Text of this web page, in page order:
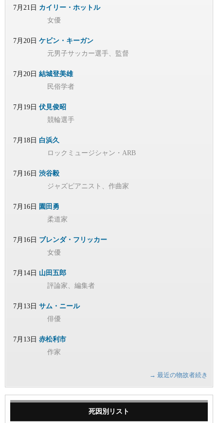
7月21日 カイリー・ホットル
女優
7月20日 ケビン・キーガン
元男子サッカー選手、監督
7月20日 結城登美雄
民俗学者
7月19日 伏見俊昭
競輪選手
7月18日 白浜久
ロックミュージシャン・ARB
7月16日 渋谷毅
ジャズピアニスト、作曲家
7月16日 園田勇
柔道家
7月16日 ブレンダ・フリッカー
女優
7月14日 山田五郎
評論家、編集者
7月13日 サム・ニール
俳優
7月13日 赤松利市
作家
→ 最近の物故者続き
死因別リスト